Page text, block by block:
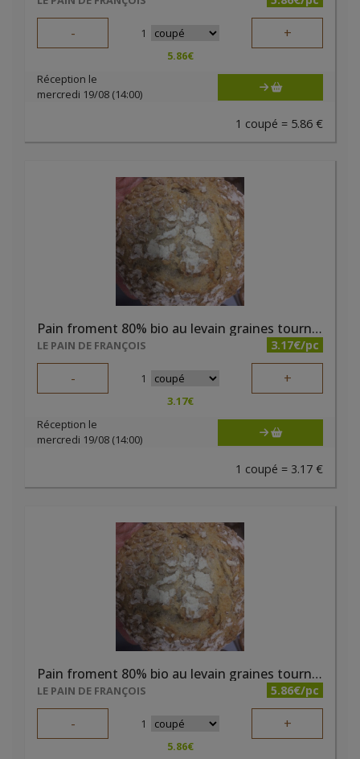
- 1 +
5.86€
Réception le
mercredi 19/08 (14:00)
1 coupé = 5.86 €
Pain froment 80% bio au levain graines tournesol 400g
LE PAIN DE FRANÇOIS 3.17€/pc
- 1 +
3.17€
Réception le
mercredi 19/08 (14:00)
1 coupé = 3.17 €
Pain froment 80% bio au levain graines tournesol 800g
LE PAIN DE FRANÇOIS 5.86€/pc
- 1 +
5.86€